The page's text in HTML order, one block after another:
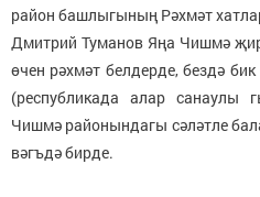
район башлыгының Рәхмәт
Дмитрий Туманов Яңа Чишмә
өчен рәхмәт белдерде, бездә
(республикада алар санаулы
Чишмә районындагы сәләтле
вәгъдә бирде.